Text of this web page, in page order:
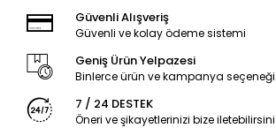
Güvenli Alışveriş
Güvenli ve kolay ödeme sistemi
Geniş Ürün Yelpazesi
Binlerce ürün ve kampanya seçeneği
7 / 24 DESTEK
Öneri ve şikayetlerinizi bize